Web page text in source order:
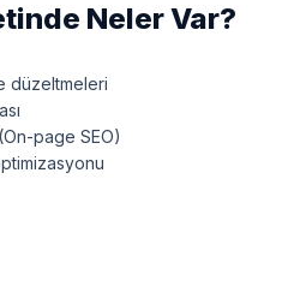
Neler Var?
düzeltmeleri
page SEO)